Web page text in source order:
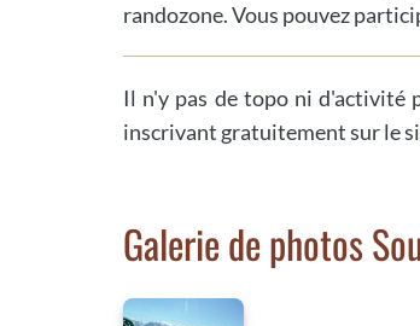
randozone. Vous pouvez
Il n'y pas de topo ni d'activité
inscrivant gratuitement sur le
Galerie de photos